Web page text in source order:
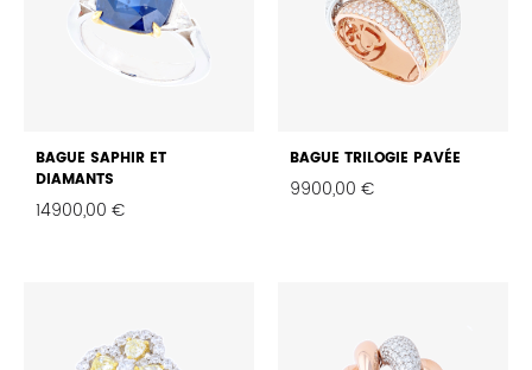
BAGUE SAPHIR ET
DIAMANTS
14900,00 €
BAGUE TRILOGIE PAVÉE
9900,00 €